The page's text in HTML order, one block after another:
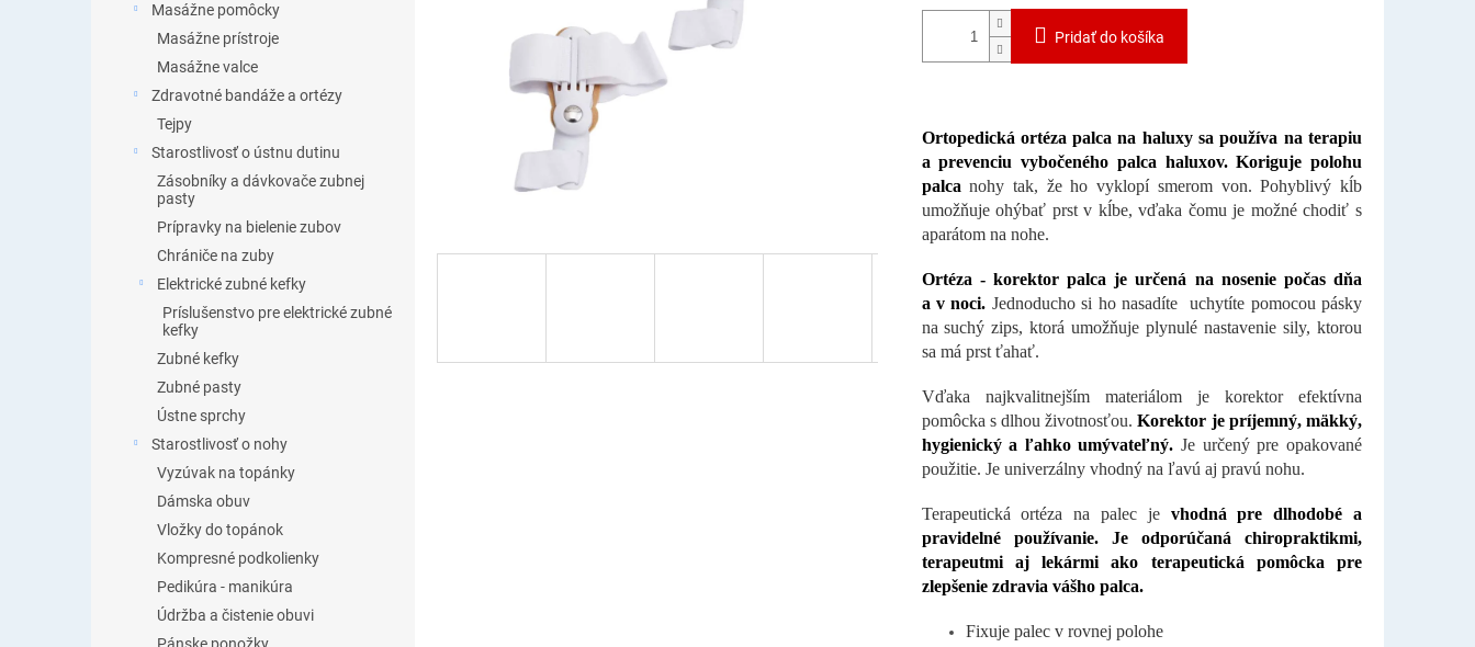
Masážne pomôcky
Masážne prístroje
Masážne valce
Zdravotné bandáže a ortézy
Tejpy
Starostlivosť o ústnu dutinu
Zásobníky a dávkovače zubnej
pasty
Prípravky na bielenie zubov
Chrániče na zuby
Elektrické zubné kefky
Príslušenstvo pre elektrické zubné
kefky
Zubné kefky
Zubné pasty
Ústne sprchy
Starostlivosť o nohy
Vyzúvak na topánky
Dámska obuv
Vložky do topánok
Kompresné podkolienky
Pedikúra - manikúra
Údržba a čistenie obuvi
Pridať do košíka
Ortopedická ortéza palca na haluxy sa používa na terapiu
a prevenciu vybočeného palca haluxov. Koriguje polohu
palca nohy tak, že ho vyklopí smerom von. Pohyblivý kĺb
umožňuje ohýbať prst v kĺbe, vďaka čomu je možné chodiť s
aparátom na nohe.
Ortéza - korektor palca je určená na nosenie počas dňa
a v noci. Jednoducho si ho nasadíte uchytíte pomocou pásky
na suchý zips, ktorá umožňuje plynulé nastavenie sily, ktorou
sa má prst ťahať.
Vďaka najkvalitnejším materiálom je korektor efektívna
pomôcka s dlhou životnosťou. Korektor je príjemný, mäkký,
hygienický a ľahko umývateľný. Je určený pre opakované
použitie. Je univerzálny vhodný na ľavú aj pravú nohu.
Terapeutická ortéza na palec je vhodná pre dlhodobé a
pravidelné používanie. Je odporúčaná chiropraktikmi,
terapeutmi aj lekármi ako terapeutická pomôcka pre
zlepšenie zdravia vášho palca.
Fixuje palec v rovnej polohe